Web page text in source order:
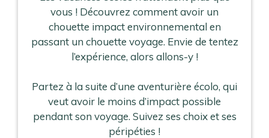
vous ! Découvrez comment avoir un
chouette impact environnemental en
passant un chouette voyage. Envie de tentez
l’expérience, alors allons-y !
Partez à la suite d’une aventurière écolo, qui
veut avoir le moins d’impact possible
pendant son voyage. Suivez ses choix et ses
péripéties !